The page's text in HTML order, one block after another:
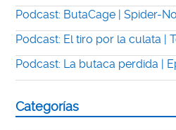
Podcast: ButaCage | Spider-
Podcast: El tiro por la culata |
Podcast: La butaca perdida |
Categorías